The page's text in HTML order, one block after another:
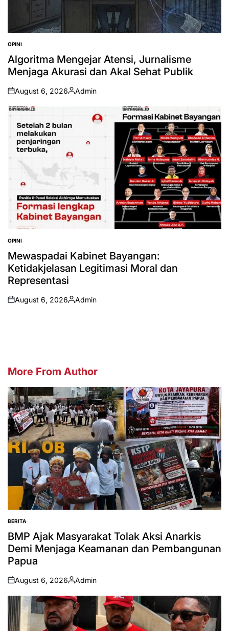
POSTED
IN
OPINI
Algoritma Mengejar Atensi, Jurnalisme
Menjaga Akurasi dan Akal Sehat Publik
on
August 6, 2026
Posted
Admin
POSTED
IN
OPINI
Mewaspadai Kabinet Bayangan:
Ketidakjelasan Legitimasi Moral dan
Representasi
on
August 6, 2026
Posted
Admin
More From Author
POSTED
IN
BERITA
BMP Ajak Masyarakat Tolak Aksi Anarkis
Demi Menjaga Keamanan dan Pembangunan
Papua
on
August 6, 2026
Posted
by
Admin